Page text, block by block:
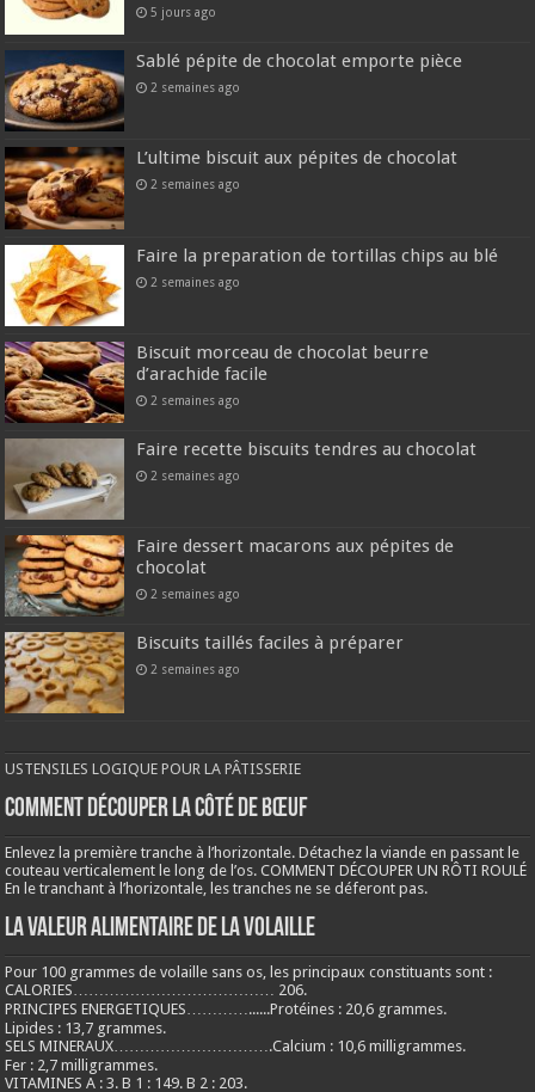
5 jours ago
Sablé pépite de chocolat emporte pièce
2 semaines ago
L’ultime biscuit aux pépites de chocolat
2 semaines ago
Faire la preparation de tortillas chips au blé
2 semaines ago
Biscuit morceau de chocolat beurre
d’arachide facile
2 semaines ago
Faire recette biscuits tendres au chocolat
2 semaines ago
Faire dessert macarons aux pépites de
chocolat
2 semaines ago
Biscuits taillés faciles à préparer
2 semaines ago
USTENSILES LOGIQUE POUR LA PÂTISSERIE
COMMENT DÉCOUPER LA CÔTÉ DE BŒUF
Enlevez la première tranche à l’horizontale. Détachez la viande en passant le
couteau verticalement le long de l’os. COMMENT DÉCOUPER UN RÔTI ROULÉ
En le tranchant à l’horizontale, les tranches ne se déferont pas.
LA VALEUR ALIMENTAIRE DE LA VOLAILLE
Pour 100 grammes de volaille sans os, les principaux constituants sont :
CALORIES………………………………… 206.
PRINCIPES ENERGETIQUES…………......Protéines : 20,6 grammes.
Lipides : 13,7 grammes.
SELS MINERAUX………………………….Calcium : 10,6 milligrammes.
Fer : 2,7 milligrammes.
VITAMINES A : 3. B 1 : 149. B 2 : 203.